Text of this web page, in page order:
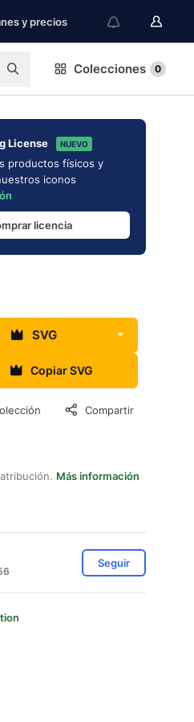
y precios
Colecciones 0
License NUEVO
productos físicos y
iconos
licencia
SVG
Copiar SVG
Compartir
Más información
Seguir